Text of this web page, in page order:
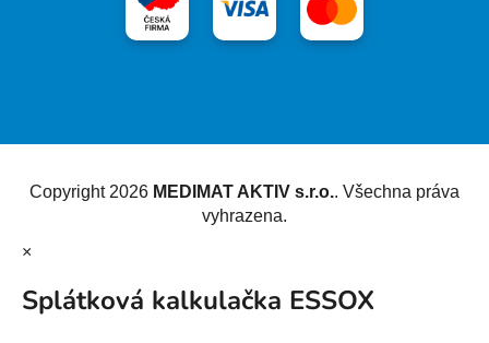
Copyright 2026 MEDIMAT AKTIV s.r.o.. Všechna práva
vyhrazena.
×
Splátková kalkulačka ESSOX